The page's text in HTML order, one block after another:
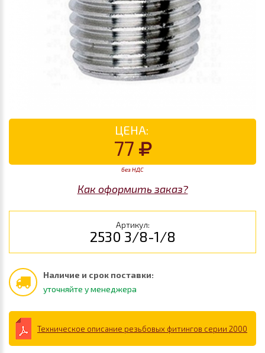
ЦЕНА:
77
без НДС
Как оформить заказ?
Артикул:
2530 3/8-1/8
Наличие и срок поставки:
уточняйте у менеджера
Техническое описание резьбовых фитингов серии 2000